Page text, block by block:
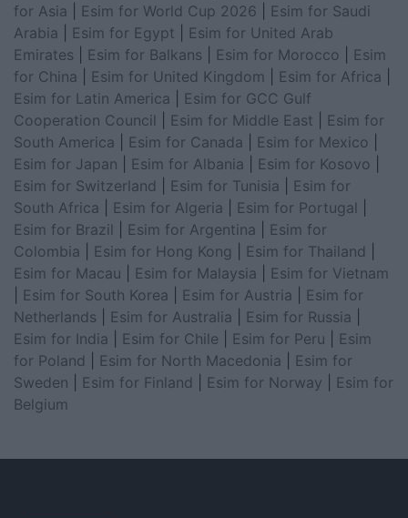
for Asia
Esim for World Cup 2026
Esim for Saudi
Arabia
Esim for Egypt
Esim for United Arab
Emirates
Esim for Balkans Esim for Morocco
Esim
for China
Esim for United Kingdom Esim for Africa
Esim for Latin America
Esim for GCC Gulf
Cooperation Council
Esim for Middle East
Esim for
South America
Esim for Canada Esim for Mexico
Esim for Japan
Esim for Albania Esim for Kosovo
Esim for Switzerland
Esim for Tunisia
Esim for
South Africa
Esim for Algeria Esim for Portugal
Esim for Brazil
Esim for Argentina
Esim for
Colombia
Esim for Hong Kong Esim for Thailand
Esim for Macau
Esim for Malaysia
Esim for Vietnam
Esim for South Korea Esim for Austria
Esim for
Netherlands
Esim for Australia Esim for Russia
Esim for India
Esim for Chile Esim for Peru
Esim
for Poland
Esim for North Macedonia
Esim for
Sweden
Esim for Finland Esim for Norway
Esim for
Belgium